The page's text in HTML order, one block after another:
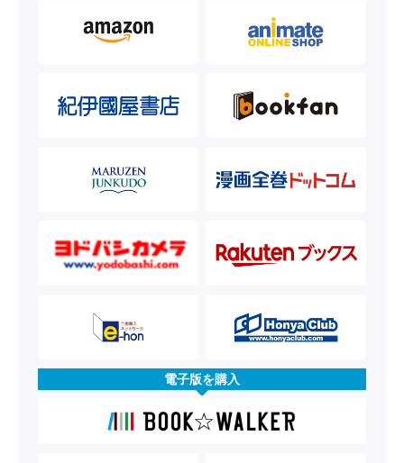
電子版を購入